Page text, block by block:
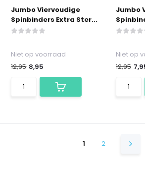
Jumbo Viervoudige
Spinbinders Extra Ster...
Niet op voorraad
12,95 8,95
Jumbo
Niet op
12,95
1 2